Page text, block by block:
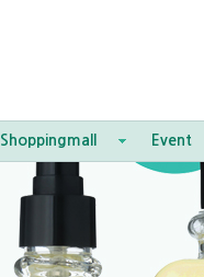
Shoppingmall Event